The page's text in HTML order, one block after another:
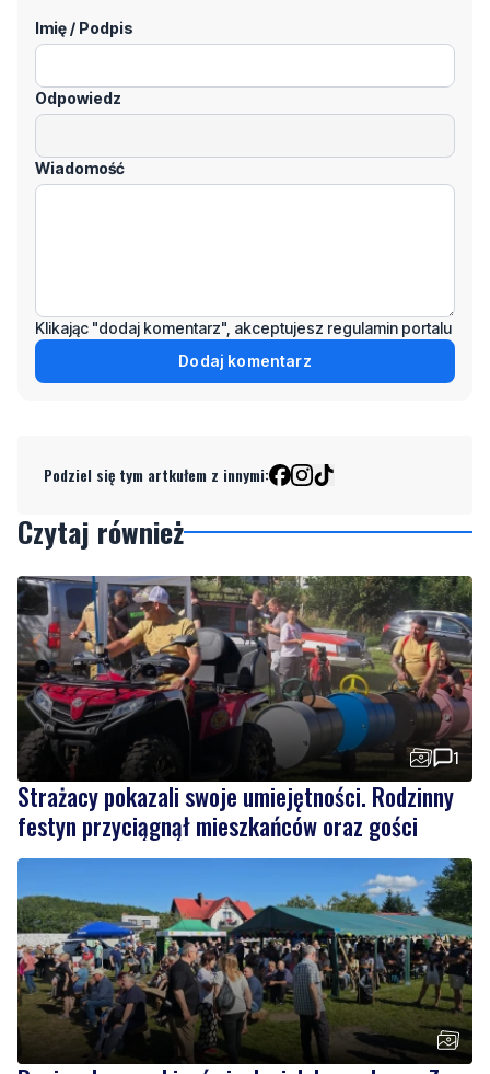
Odpowiedz
Wiadomość
1
Strażacy pokazali swoje umiejętności. Rodzinny
festyn przyciągnął mieszkańców oraz gości
Regionalne smaki, uśmiechu i dobra zabawa. Za
nami Dzień Kaszubskiego Ogórka